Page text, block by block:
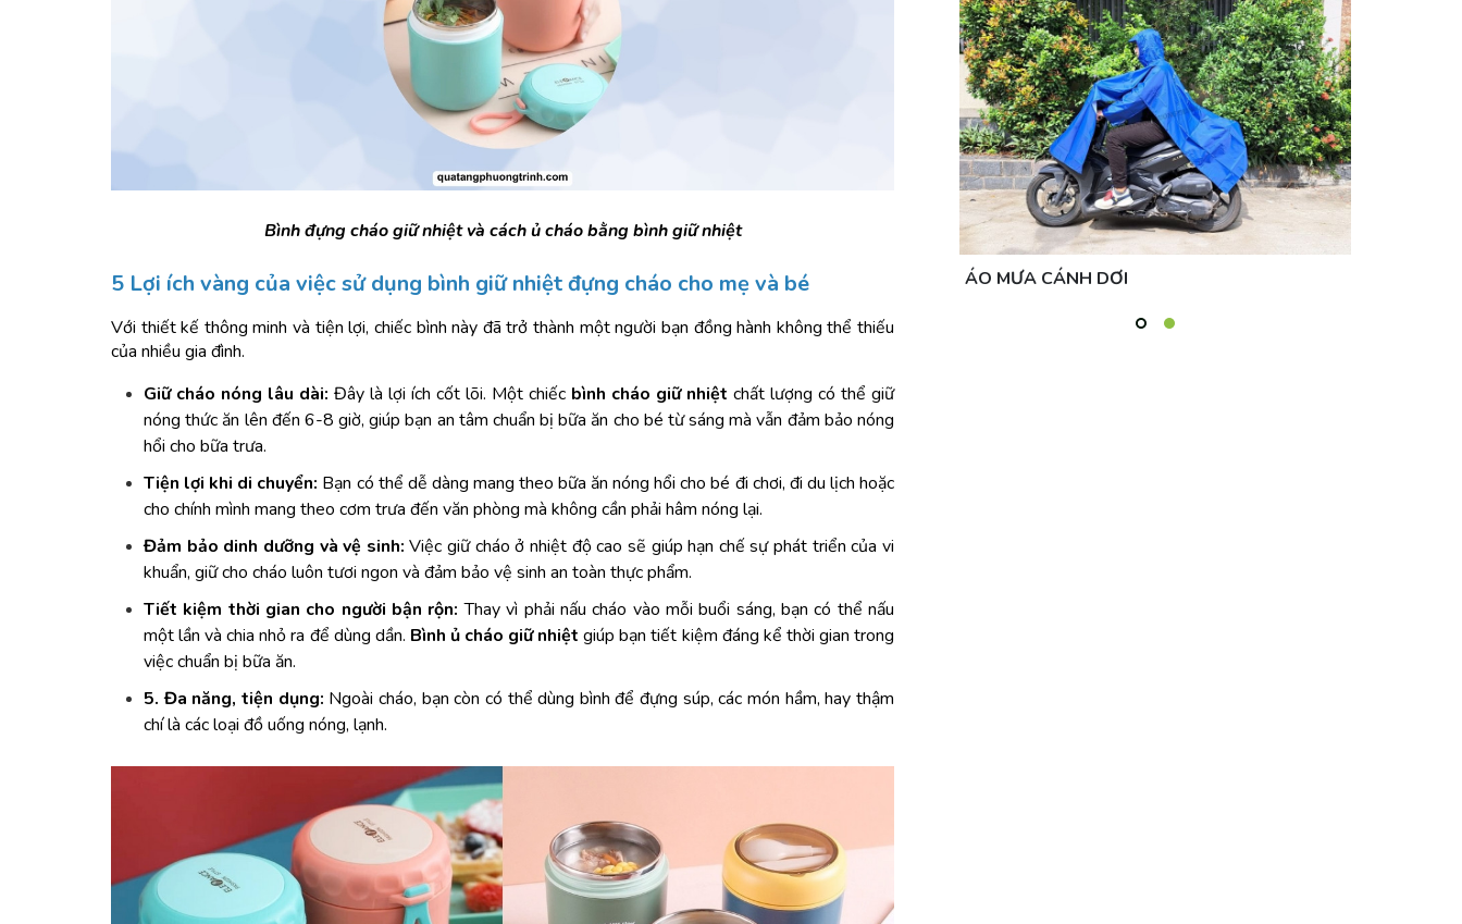
Bình đựng cháo giữ nhiệt và cách ủ cháo bằng bình giữ nhiệt
5 Lợi ích vàng của việc sử dụng bình giữ nhiệt đựng cháo cho mẹ và bé
Với thiết kế thông minh và tiện lợi, chiếc bình này đã trở thành một người bạn đồng hành không thể thiếu
của nhiều gia đình.
Giữ cháo nóng lâu dài: Đây là lợi ích cốt lõi. Một chiếc bình cháo giữ nhiệt chất lượng có thể giữ
nóng thức ăn lên đến 6-8 giờ, giúp bạn an tâm chuẩn bị bữa ăn cho bé từ sáng mà vẫn đảm bảo nóng
hổi cho bữa trưa.
Tiện lợi khi di chuyển: Bạn có thể dễ dàng mang theo bữa ăn nóng hổi cho bé đi chơi, đi du lịch hoặc
cho chính mình mang theo cơm trưa đến văn phòng mà không cần phải hâm nóng lại.
Đảm bảo dinh dưỡng và vệ sinh: Việc giữ cháo ở nhiệt độ cao sẽ giúp hạn chế sự phát triển của vi
khuẩn, giữ cho cháo luôn tươi ngon và đảm bảo vệ sinh an toàn thực phẩm.
Tiết kiệm thời gian cho người bận rộn: Thay vì phải nấu cháo vào mỗi buổi sáng, bạn có thể nấu
một lần và chia nhỏ ra để dùng dần. Bình ủ cháo giữ nhiệt giúp bạn tiết kiệm đáng kể thời gian trong
việc chuẩn bị bữa ăn.
5. Đa năng, tiện dụng: Ngoài cháo, bạn còn có thể dùng bình để đựng súp, các món hầm, hay thậm
chí là các loại đồ uống nóng, lạnh.
ÁO MƯA CÁNH DƠI DÙ CẦM TAY CÁN THẲNG ÁO MƯA CÁNH DƠI